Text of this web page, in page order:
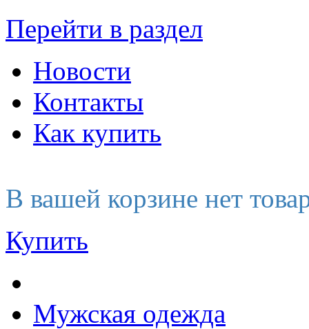
Перейти в раздел
Новости
Контакты
Как купить
В вашей корзине нет
Купить
Мужская одежда